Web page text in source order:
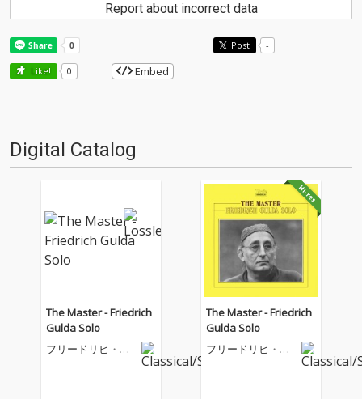
Report about incorrect data
Post -
Like! 0 Embed
Digital Catalog
The Master - Friedrich
Gulda Solo
フリードリヒ・グ
The Master - Friedrich
Gulda Solo
フリードリヒ・グ